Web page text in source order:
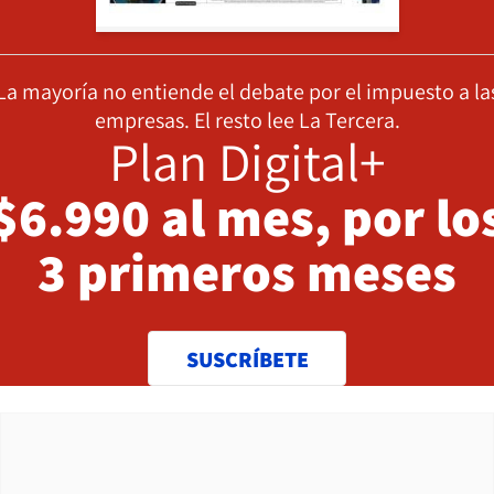
mayoría no entiende el debate por el impuesto a
empresas. El resto lee La Tercera.
Plan Digital+
al mes, por
3 primeros meses
SUSCRÍBETE